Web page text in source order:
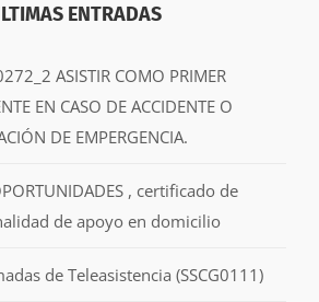
ENTRADAS
ASISTIR COMO PRIMER
EN CASO DE ACCIDENTE O
DE EMPERGENCIA.
, certificado de
de apoyo en domicilio
de Teleasistencia (SSCG0111)